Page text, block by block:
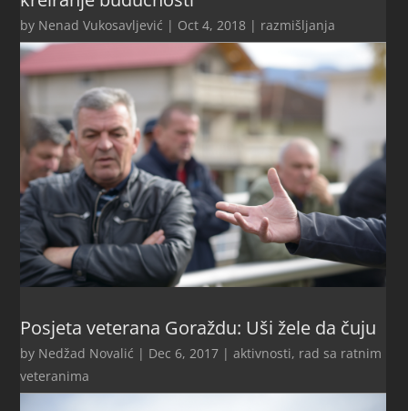
by Nenad Vukosavljević | Oct 4, 2018 | razmišljanja
Posjeta veterana Goraždu: Uši žele da čuju
by Nedžad Novalić | Dec 6, 2017 |aktivnosti, rad sa ratnim
veteranima